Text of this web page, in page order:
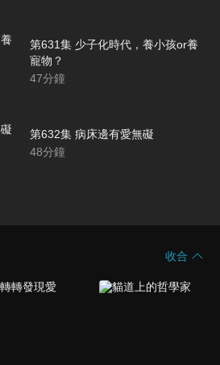
第631集 少子化時代，養小孩or養
寵物？
47分鐘
第632集 病床邊有愛無礙
48分鐘
收合